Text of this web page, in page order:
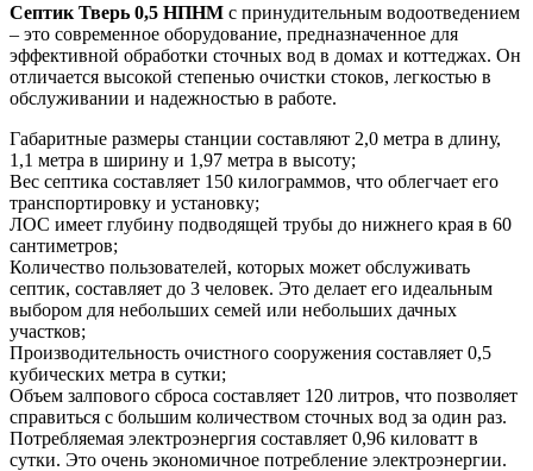
Септик Тверь 0,5 НПНМ с принудительным водоотведением
– это современное оборудование, предназначенное для
эффективной обработки сточных вод в домах и коттеджах. Он
отличается высокой степенью очистки стоков, легкостью в
обслуживании и надежностью в работе.
Габаритные размеры станции составляют 2,0 метра в длину,
1,1 метра в ширину и 1,97 метра в высоту;
Вес септика составляет 150 килограммов, что облегчает его
транспортировку и установку;
ЛОС имеет глубину подводящей трубы до нижнего края в 60
сантиметров;
Количество пользователей, которых может обслуживать
септик, составляет до 3 человек. Это делает его идеальным
выбором для небольших семей или небольших дачных
участков;
Производительность очистного сооружения составляет 0,5
кубических метра в сутки;
Объем залпового сброса составляет 120 литров, что позволяет
справиться с большим количеством сточных вод за один раз.
Потребляемая электроэнергия составляет 0,96 киловатт в
сутки. Это очень экономичное потребление электроэнергии.